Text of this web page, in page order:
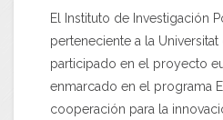
El Instituto de Investigación
perteneciente a la Universitat
participado en el proyecto
enmarcado en el programa
cooperación para la